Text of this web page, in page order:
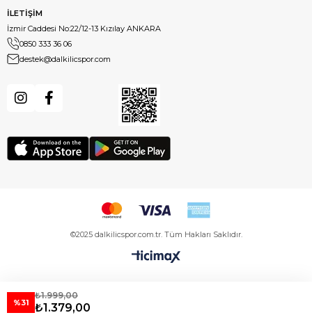
İLETİŞİM
İzmir Caddesi No:22/12-13 Kızılay ANKARA
0850 333 36 06
destek@dalkilicspor.com
©2025 dalkilicspor.com.tr. Tüm Hakları Saklıdır.
%31
₺1.999,00
₺1.379,00